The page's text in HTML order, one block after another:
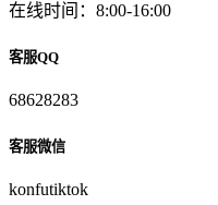
在线时间：8:00-16:00
客服QQ
68628283
客服微信
konfutiktok